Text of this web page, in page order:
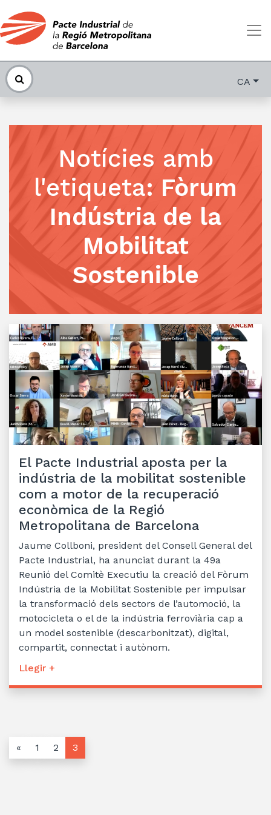
CA
Notícies amb
l'etiqueta: Fòrum
Indústria de la
Mobilitat
Sostenible
El Pacte Industrial aposta per la
indústria de la mobilitat sostenible
com a motor de la recuperació
econòmica de la Regió
Metropolitana de Barcelona
Jaume Collboni, president del Consell General del
Pacte Industrial, ha anunciat durant la 49a
Reunió del Comitè Executiu la creació del Fòrum
Indústria de la Mobilitat Sostenible per impulsar
la transformació dels sectors de l’automoció, la
motocicleta o el de la indústria ferroviària cap a
un model sostenible (descarbonitzat), digital,
compartit, connectat i autònom.
Llegir +
« 1 2 3